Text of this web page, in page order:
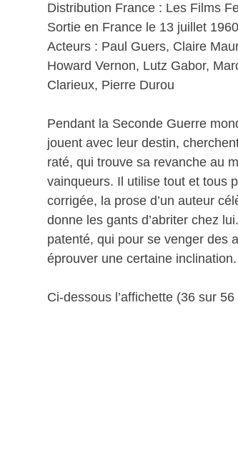
Distribution France : Les Films
Sortie en France le 13 juillet 1960
Acteurs : Paul Guers, Claire
Howard Vernon, Lutz Gabor,
Clarieux, Pierre Durou
Pendant la Seconde Guerre
jouent avec leur destin,
raté, qui trouve sa revanche au
vainqueurs. Il utilise tout et tous
corrigée, la prose d’un auteur
donne les gants d’abriter chez
patenté, qui pour se venger des
éprouver une certaine inclination.
Ci-dessous l’affichette (36 sur